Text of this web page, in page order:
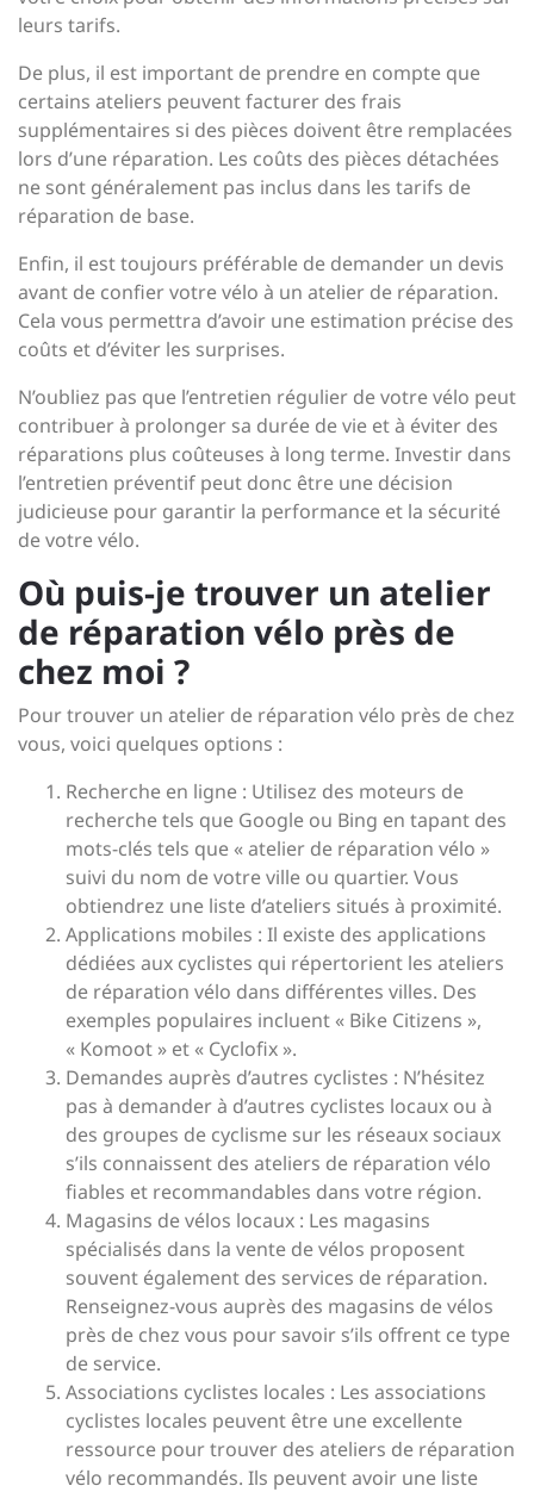
leurs tarifs.
De plus, il est important de prendre en compte que
certains ateliers peuvent facturer des frais
supplémentaires si des pièces doivent être remplacées
lors d’une réparation. Les coûts des pièces détachées
ne sont généralement pas inclus dans les tarifs de
réparation de base.
Enfin, il est toujours préférable de demander un devis
avant de confier votre vélo à un atelier de réparation.
Cela vous permettra d’avoir une estimation précise des
coûts et d’éviter les surprises.
N’oubliez pas que l’entretien régulier de votre vélo peut
contribuer à prolonger sa durée de vie et à éviter des
réparations plus coûteuses à long terme. Investir dans
l’entretien préventif peut donc être une décision
judicieuse pour garantir la performance et la sécurité
de votre vélo.
Où puis-je trouver un atelier
de réparation vélo près de
chez moi ?
Pour trouver un atelier de réparation vélo près de chez
vous, voici quelques options :
Recherche en ligne : Utilisez des moteurs de
recherche tels que Google ou Bing en tapant des
mots-clés tels que « atelier de réparation vélo »
suivi du nom de votre ville ou quartier. Vous
obtiendrez une liste d’ateliers situés à proximité.
Applications mobiles : Il existe des applications
dédiées aux cyclistes qui répertorient les ateliers
de réparation vélo dans différentes villes. Des
exemples populaires incluent « Bike Citizens »,
« Komoot » et « Cyclofix ».
Demandes auprès d’autres cyclistes : N’hésitez
pas à demander à d’autres cyclistes locaux ou à
des groupes de cyclisme sur les réseaux sociaux
s’ils connaissent des ateliers de réparation vélo
fiables et recommandables dans votre région.
Magasins de vélos locaux : Les magasins
spécialisés dans la vente de vélos proposent
souvent également des services de réparation.
Renseignez-vous auprès des magasins de vélos
près de chez vous pour savoir s’ils offrent ce type
de service.
Associations cyclistes locales : Les associations
cyclistes locales peuvent être une excellente
ressource pour trouver des ateliers de réparation
vélo recommandés. Ils peuvent avoir une liste